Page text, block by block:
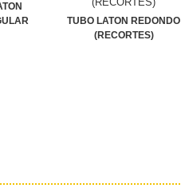
TUBO LATON REDONDO
(RECORTES)